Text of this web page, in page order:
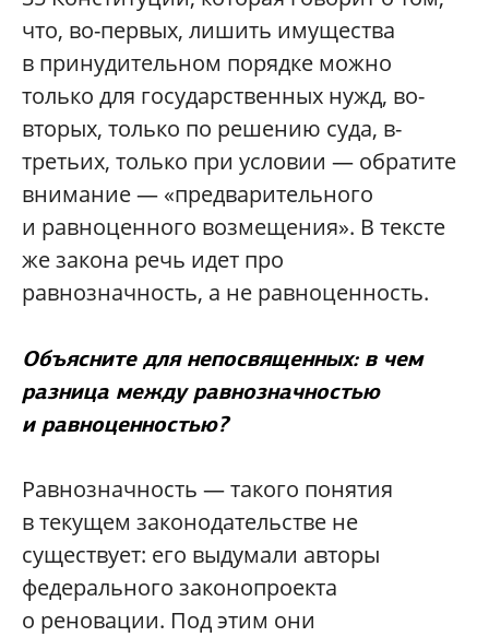
что, во-первых, лишить имущества
в принудительном порядке можно
только для государственных нужд, во-
вторых, только по решению суда, в-
третьих, только при условии — обратите
внимание — «предварительного
и равноценного возмещения». В тексте
же закона речь идет про
равнозначность, а не равноценность.
Объясните для непосвященных: в чем
разница между равнозначностью
и равноценностью?
Равнозначность — такого понятия
в текущем законодательстве не
существует: его выдумали авторы
федерального законопроекта
о реновации. Под этим они